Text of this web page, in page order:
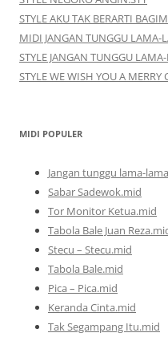
STYLE AKU TAK BERARTI
MIDI JANGAN TUNGGU LAMA-
STYLE JANGAN TUNGGU
STYLE WE WISH YOU A
MIDI POPULER
Jangan tunggu lama-
Sabar Sadewok.mid
Tor Monitor Ketua.mid
Tabola Bale Juan
Stecu – Stecu.mid
Tabola Bale.mid
Pica – Pica.mid
Keranda Cinta.mid
Tak Segampang Itu.mid